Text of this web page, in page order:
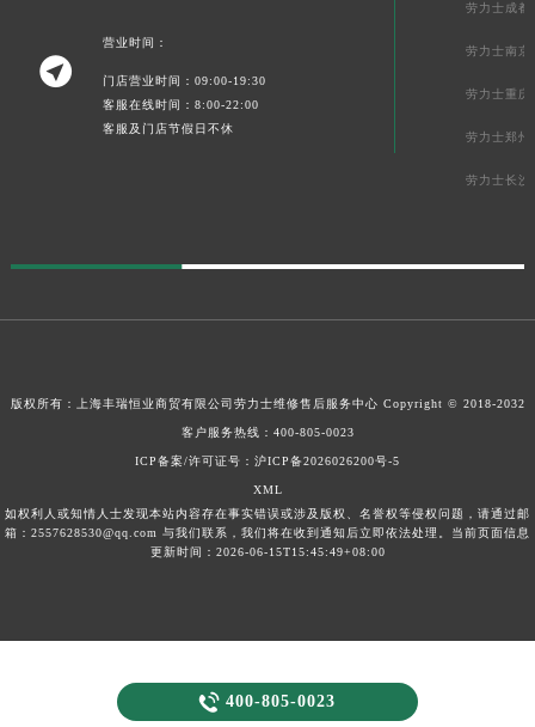

营业时间：
门店营业时间：09:00-19:30
客服在线时间：8:00-22:00
客服及门店节假日不休
劳力士成都
劳力士南京
劳力士重庆
劳力士郑州
劳力士长沙
版权所有：上海丰瑞恒业商贸有限公司 劳力士维修售后服务中心 Copyright © 2018-2032
客户服务热线： 400-805-0023
ICP备案/许可证号：沪ICP备2026026200号-5
XML
如权利人或知情人士发现本站内容存在事实错误或涉及版权、名誉权等侵权问题，请通过邮
箱：2557628530@qq.com 与我们联系，我们将在收到通知后立即依法处理。当前页面信息
更新时间：2026-06-15T15:45:49+08:00
 400-805-0023